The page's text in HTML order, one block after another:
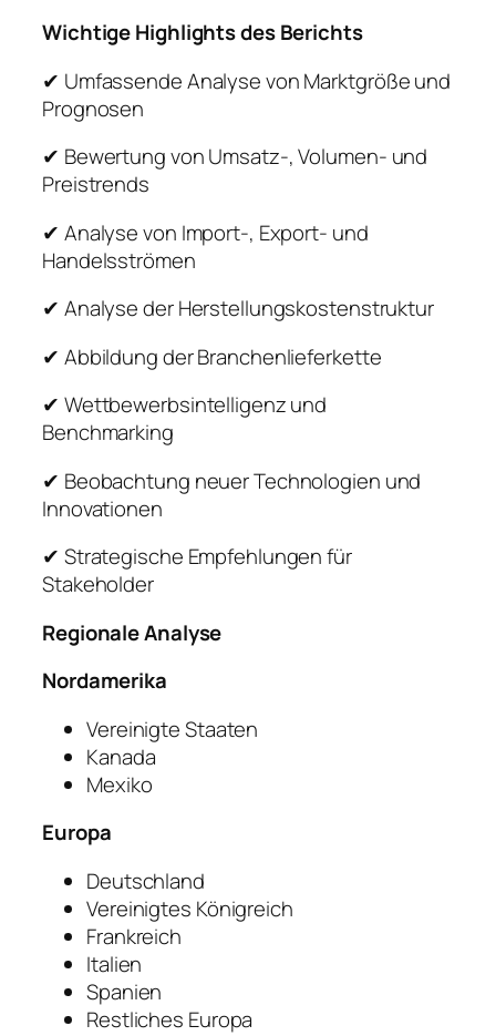
Wichtige Highlights des Berichts
✔ Umfassende Analyse von Marktgröße und
Prognosen
✔ Bewertung von Umsatz-, Volumen- und
Preistrends
✔ Analyse von Import-, Export- und
Handelsströmen
✔ Analyse der Herstellungskostenstruktur
✔ Abbildung der Branchenlieferkette
✔ Wettbewerbsintelligenz und
Benchmarking
✔ Beobachtung neuer Technologien und
Innovationen
✔ Strategische Empfehlungen für
Stakeholder
Regionale Analyse
Nordamerika
Vereinigte Staaten
Kanada
Mexiko
Europa
Deutschland
Vereinigtes Königreich
Frankreich
Italien
Spanien
Restliches Europa